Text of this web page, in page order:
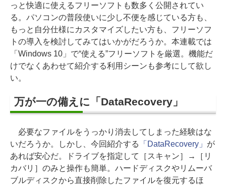
っと快適に使えるフリーソフトも数多く公開されてい
る。パソコンの普段使いに少し不便を感じている方も、
もっと自分仕様にカスタマイズしたい方も、フリーソフ
トの導入を検討してみてはいかがだろうか。本連載では
「Windows 10」で“使える”フリーソフトを厳選。機能だ
けでなくあわせて紹介する利用シーンも参考にして欲し
い。
万が一の備えに「DataRecovery」
必要なファイルをうっかり消去してしまった経験はな
いだろうか。しかし、今回紹介する
「DataRecovery」 が
あれば安心だ。ドライブを指定して［スキャン］→［リ
カバリ］のみと操作も簡単。ハードディスクやリムーバ
ブルディスクから直接削除したファイルを復元するほ